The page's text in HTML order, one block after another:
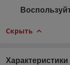
Скрыть
Характеристики